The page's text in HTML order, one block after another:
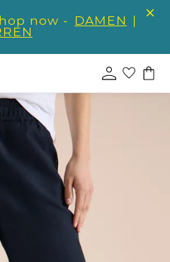
now - DAMEN |